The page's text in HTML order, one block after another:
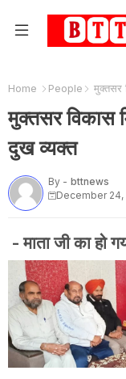
Home People मुक्तसर
मुक्तसर विकास
दुख व्यक्त
By - bttnews
December 24,
- माता जी का हो